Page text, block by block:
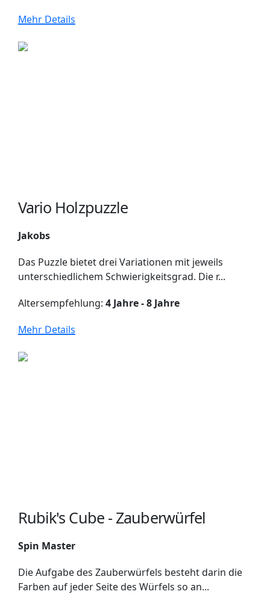
Mehr Details
Vario Holzpuzzle
Jakobs
Das Puzzle bietet drei Variationen mit jeweils
unterschiedlichem Schwierigkeitsgrad. Die r...
Altersempfehlung: 4 Jahre - 8 Jahre
Mehr Details
Rubik's Cube - Zauberwürfel
Spin Master
Die Aufgabe des Zauberwürfels besteht darin die
Farben auf jeder Seite des Würfels so an...